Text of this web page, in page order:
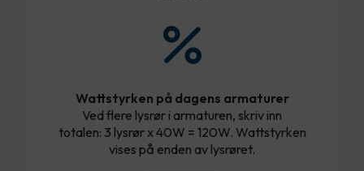
Wattstyrken på dagens armaturer
Ved flere lysrør i armaturen, skriv inn
totalen: 3 lysrør x 40W = 120W. Wattstyrken
vises på enden av lysrøret.